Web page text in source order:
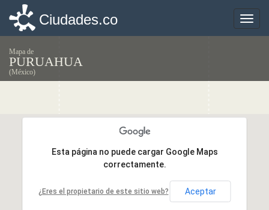
Toggle
Ciudades.co
Mapa de
PURUAHUA
(México)
Esta página no puede cargar Google Maps
correctamente.
¿Eres el propietario de este sitio web? Aceptar
Esta página no puede cargar Google Maps
correctamente.
¿Eres el propietario de este sitio web? Aceptar
Toggle
Ciudades.co